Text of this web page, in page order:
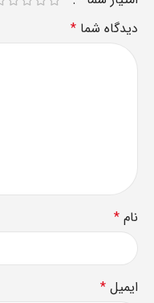
دیدگاه شما *
نام *
ایمیل *